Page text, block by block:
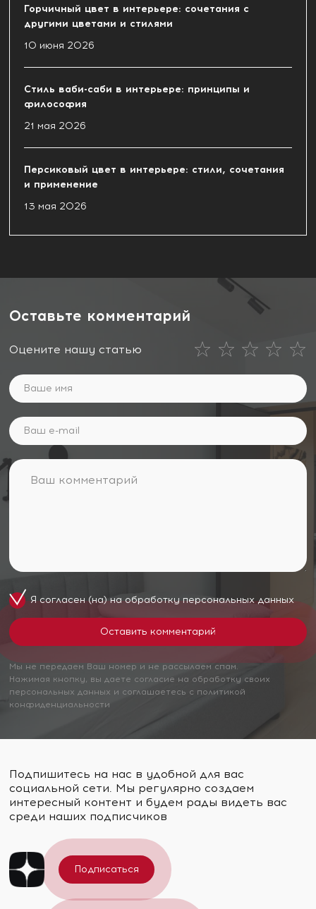
Горчичный цвет в интерьере: сочетания с
другими цветами и стилями
10 июня 2026
Стиль ваби-саби в интерьере: принципы и
философия
21 мая 2026
Персиковый цвет в интерьере: стили, сочетания
и применение
13 мая 2026
Оставьте комментарий
Оцените нашу статью
Я согласен (на) на обработкуперсональных данных
Мы не передаем Ваш номер и не рассылаем спам.
Нажимая кнопку, вы даете согласие на обработку своих
персональных данных и соглашаетесь с политикой
конфиденциальности
Подпишитесь на нас в удобной для вас
социальной сети. Мы регулярно создаем
интересный контент и будем рады видеть вас
среди наших подписчиков
Подписаться